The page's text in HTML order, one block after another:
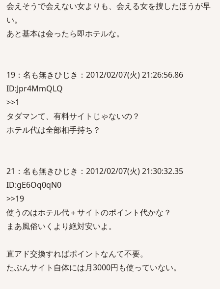
会えそうで会えない女よりも、会える女を捜したほうが早
い。
あと基本は会ったら即ホテルな。
19：名も無きひじき：2012/02/07(火) 21:26:56.86
ID:Jpr4MmQLQ
>>1
タダマンて、有料サイトじゃないの？
ホテル代は全部相手持ち？
21：名も無きひじき：2012/02/07(火) 21:30:32.35
ID:gE6Oq0qN0
>>19
使うのはホテル代＋サイトのポイント代かな？
まあ風俗いくより絶対安いよ。
直アド交換すればポイントなんて不要。
たぶんサイト自体には月3000円も使っていない。